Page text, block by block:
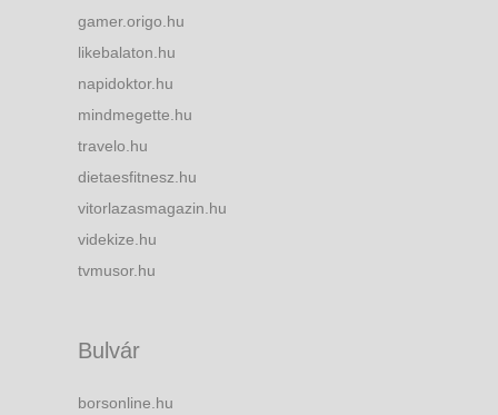
gamer.origo.hu
likebalaton.hu
napidoktor.hu
mindmegette.hu
travelo.hu
dietaesfitnesz.hu
vitorlazasmagazin.hu
videkize.hu
tvmusor.hu
Bulvár
borsonline.hu